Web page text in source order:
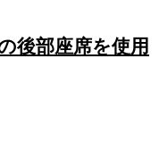
後部座席を使用